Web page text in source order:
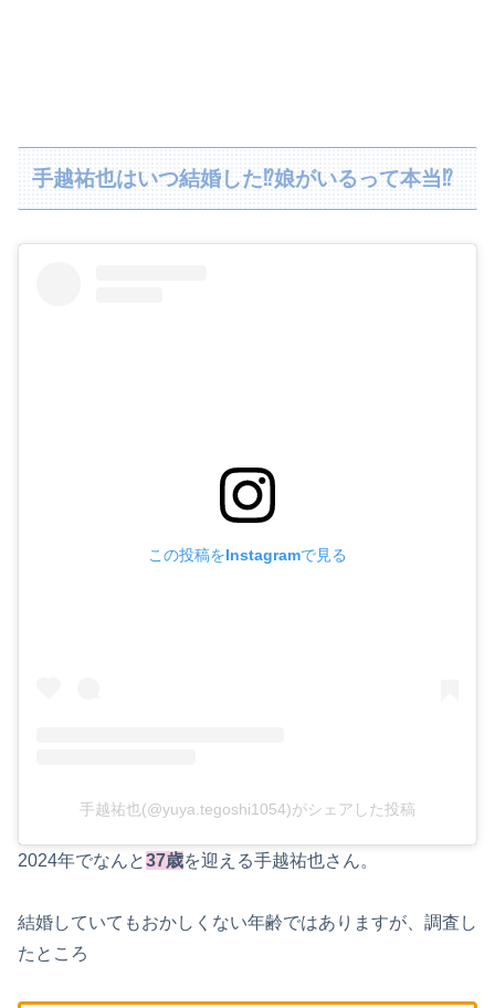
手越祐也はいつ結婚した⁉娘がいるって本当⁉
この投稿をInstagramで見る
手越祐也(@yuya.tegoshi1054)がシェアした投稿
2024年でなんと37歳を迎える手越祐也さん。
結婚していてもおかしくない年齢ではありますが、調査し
たところ